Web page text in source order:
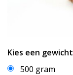
Kies een gewicht
500 gram